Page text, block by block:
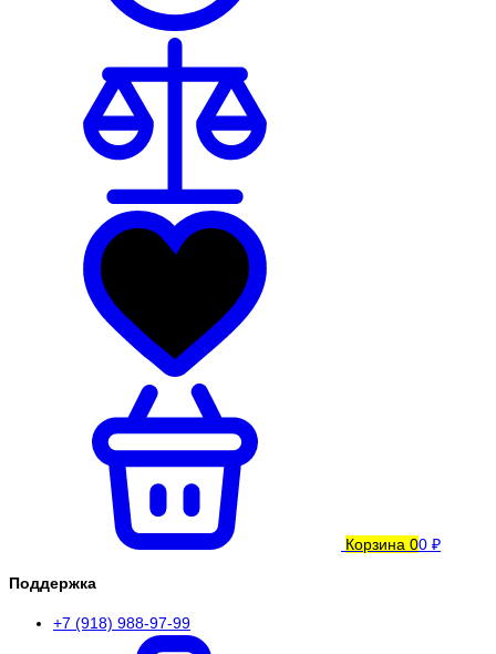
Корзина 00 ₽
Поддержка
+7 (918) 988-97-99